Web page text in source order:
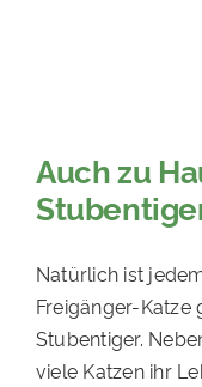
KOOPERATIONEN
TIERHEIMTIERE
TIERHEIME
Auch zu H
Natürlich ist
Freigänger-Katze
Stubentiger.
viele Katzen ihr